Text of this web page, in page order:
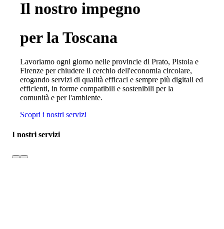
Il nostro impegno
per la Toscana
Lavoriamo ogni giorno nelle provincie di Prato, Pistoia e
Firenze per chiudere il cerchio dell'economia circolare,
erogando servizi di qualità efficaci e sempre più digitali ed
efficienti, in forme compatibili e sostenibili per la
comunità e per l'ambiente.
Scopri i nostri servizi
I nostri servizi